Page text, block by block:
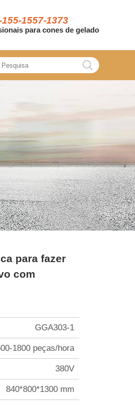
1557-1373
para cones de gelado
para fazer
com
GGA303-1
1800 peças/hora
380V
840*800*1300 mm